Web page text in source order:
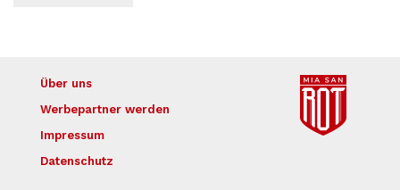
Über uns
Werbepartner werden
Impressum
Datenschutz